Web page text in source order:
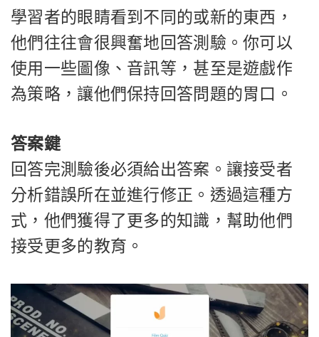
學習者的眼睛看到不同的或新的東西，
他們往往會很興奮地回答測驗。你可以
使用一些圖像、音訊等，甚至是遊戲作
為策略，讓他們保持回答問題的胃口。
答案鍵
回答完測驗後必須給出答案。讓接受者
分析錯誤所在並進行修正。透過這種方
式，他們獲得了更多的知識，幫助他們
接受更多的教育。